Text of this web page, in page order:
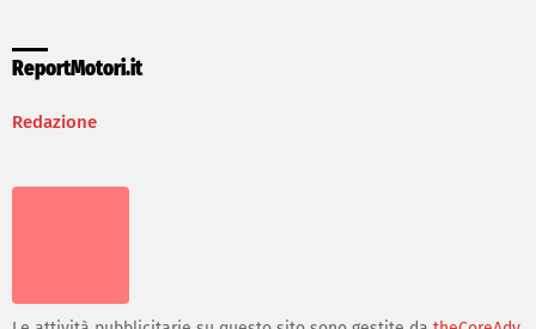
ReportMotori.it
Redazione
Follow us